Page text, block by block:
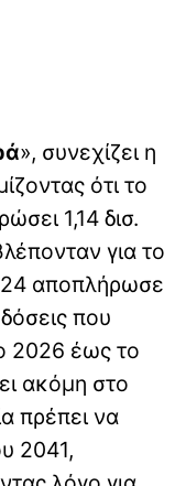
», συνεχίζει η
ότι το
1,14 δισ.
για το
αποπλήρωσε
δόσεις που
2026 έως το
ακόμη στο
πρέπει να
2041,